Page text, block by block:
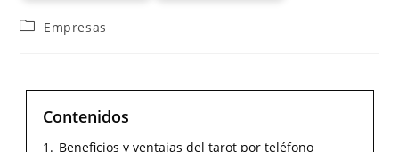
Empresas
Contenidos
1. Beneficios y ventajas del tarot por teléfono